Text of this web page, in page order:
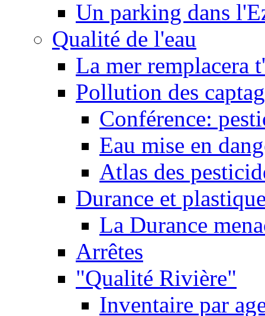
Un parking dans
Qualité de l'eau
La mer remplacera
Pollution des
Conférence:
Eau mise en
Atlas des
Durance et
La Durance
Arrêtes
"Qualité Rivière"
Inventaire par